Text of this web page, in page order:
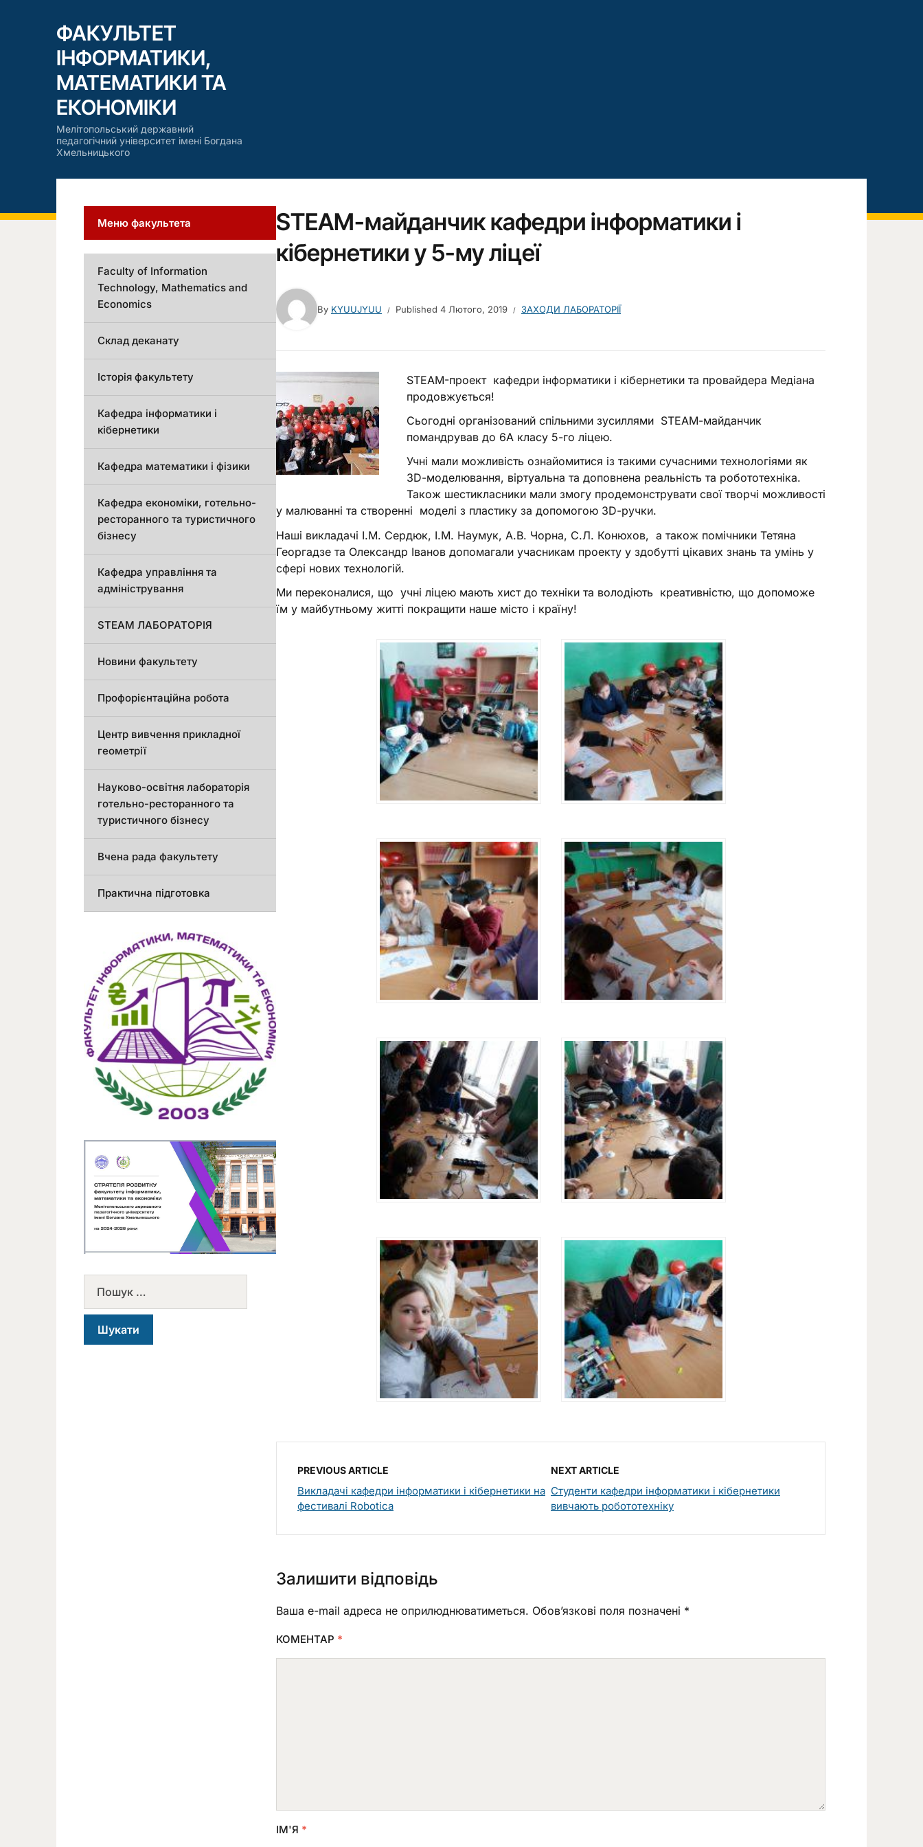
ФАКУЛЬТЕТ
ІНФОРМАТИКИ,
МАТЕМАТИКИ ТА
ЕКОНОМІКИ
Мелітопольський державний
педагогічний університет імені Богдана
Хмельницького
STEAM-майданчик кафедри інформатики і
кібернетики у 5-му ліцеї
By KYUUJYUU Published 4 Лютого, 2019 ЗАХОДИ ЛАБОРАТОРІЇ
STEAM-проект кафедри інформатики і кібернетики та провайдера Медіана
продовжується!
Сьогодні організований спільними зусиллями STEAM-майданчик
помандрував до 6А класу 5-го ліцею.
Учні мали можливість ознайомитися із такими сучасними технологіями як
3D-моделювання, віртуальна та доповнена реальність та робототехніка.
Також шестикласники мали змогу продемонструвати свої творчі можливості
у малюванні та створенні моделі з пластику за допомогою 3D-ручки.
Наші викладачі І.М. Сердюк, І.М. Наумук, А.В. Чорна, С.Л. Конюхов, а також помічники Тетяна
Георгадзе та Олександр Іванов допомагали учасникам проекту у здобутті цікавих знань та умінь у
сфері нових технологій.
Ми переконалися, що учні ліцею мають хист до техніки та володіють креативністю, що допоможе
їм у майбутньому житті покращити наше місто і країну!
PREVIOUS ARTICLE
Викладачі кафедри інформатики і кібернетики на
фестивалі Robotica
NEXT ARTICLE
Студенти кафедри інформатики і кібернетики
вивчають робототехніку
Залишити відповідь
Ваша e-mail адреса не оприлюднюватиметься. Обов’язкові поля позначені *
КОМЕНТАР *
ІМ'Я *
Меню факультета
Faculty of Information
Technology, Mathematics and
Economics
Склад деканату
Історія факультету
Кафедра інформатики і
кібернетики
Кафедра математики і фізики
Кафедра економіки, готельно-
ресторанного та туристичного
бізнесу
Кафедра управління та
адміністрування
STEAM ЛАБОРАТОРІЯ
Новини факультету
Профорієнтаційна робота
Центр вивчення прикладної
геометрії
Науково-освітня лабораторія
готельно-ресторанного та
туристичного бізнесу
Вчена рада факультету
Практична підготовка